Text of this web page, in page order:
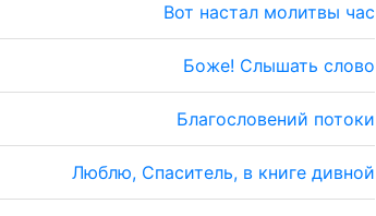
Вот настал молитвы час
Боже! Слышать слово
Благословений потоки
Люблю, Спаситель, в книге дивной